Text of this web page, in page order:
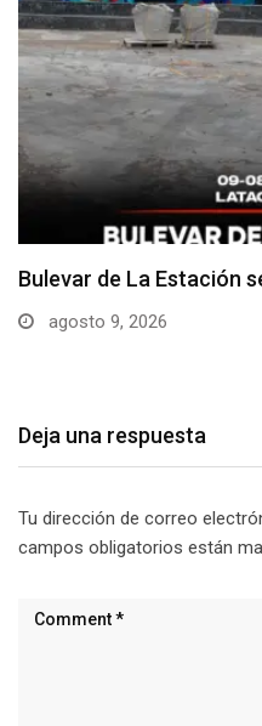
Adoquines levantados
dos vías de…
Deja una respuesta
Tu dirección de correo
campos obligatorios están